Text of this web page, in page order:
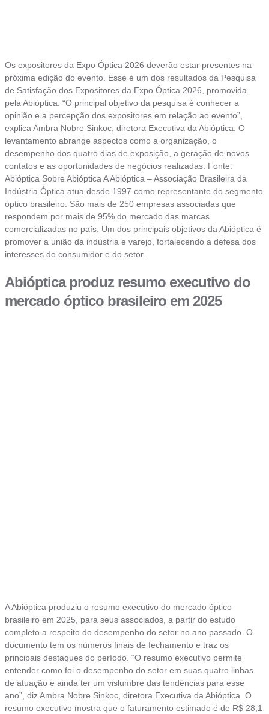
Os expositores da Expo Óptica 2026 deverão estar presentes na
próxima edição do evento. Esse é um dos resultados da Pesquisa
de Satisfação dos Expositores da Expo Óptica 2026, promovida
pela Abióptica. “O principal objetivo da pesquisa é conhecer a
opinião e a percepção dos expositores em relação ao evento”,
explica Ambra Nobre Sinkoc, diretora Executiva da Abióptica. O
levantamento abrange aspectos como a organização, o
desempenho dos quatro dias de exposição, a geração de novos
contatos e as oportunidades de negócios realizadas. Fonte:
Abióptica Sobre Abióptica A Abióptica – Associação Brasileira da
Indústria Óptica atua desde 1997 como representante do segmento
óptico brasileiro. São mais de 250 empresas associadas que
respondem por mais de 95% do mercado das marcas
comercializadas no país. Um dos principais objetivos da Abióptica é
promover a união da indústria e varejo, fortalecendo a defesa dos
interesses do consumidor e do setor.
Abióptica produz resumo executivo do
mercado óptico brasileiro em 2025
A Abióptica produziu o resumo executivo do mercado óptico
brasileiro em 2025, para seus associados, a partir do estudo
completo a respeito do desempenho do setor no ano passado. O
documento tem os números finais de fechamento e traz os
principais destaques do período. “O resumo executivo permite
entender como foi o desempenho do setor em suas quatro linhas
de atuação e ainda ter um vislumbre das tendências para esse
ano”, diz Ambra Nobre Sinkoc, diretora Executiva da Abióptica. O
resumo executivo mostra que o faturamento estimado é de R$ 28,1